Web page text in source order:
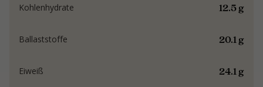
12.5 g
Kohlenhydrate
20.1 g
Ballaststoffe
24.1 g
Eiweiß